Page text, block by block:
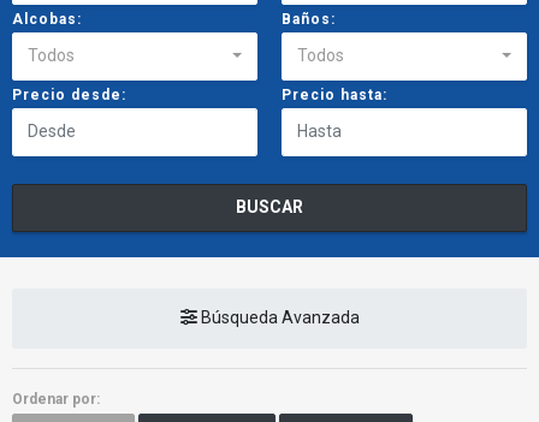
Alcobas:
Todos
Baños:
Todos
Precio desde: Precio hasta:
BUSCAR
Búsqueda Avanzada
Ordenar por: